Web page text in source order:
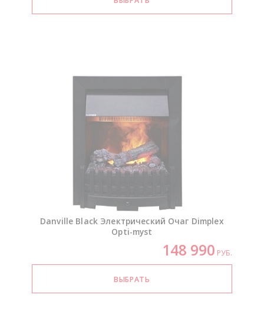
Danville Black Электрический Очаг Dimplex
Opti-myst
148 990 РУБ.